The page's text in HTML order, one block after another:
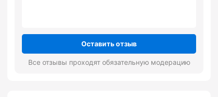
Оставить отзыв
Все отзывы проходят обязательную модерацию